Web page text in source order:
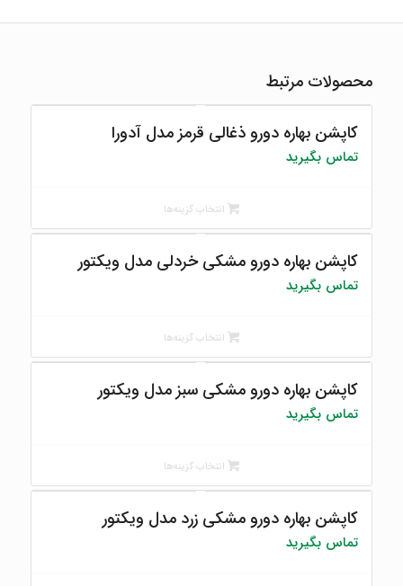
محصولات مرتبط
کاپشن بهاره دورو ذغالی قرمز مدل آدورا
تماس بگیرید
انتخاب گزینه‌ها
کاپشن بهاره دورو مشکی خردلی مدل ویکتور
تماس بگیرید
انتخاب گزینه‌ها
کاپشن بهاره دورو مشکی سبز مدل ویکتور
تماس بگیرید
انتخاب گزینه‌ها
کاپشن بهاره دورو مشکی زرد مدل ویکتور
تماس بگیرید